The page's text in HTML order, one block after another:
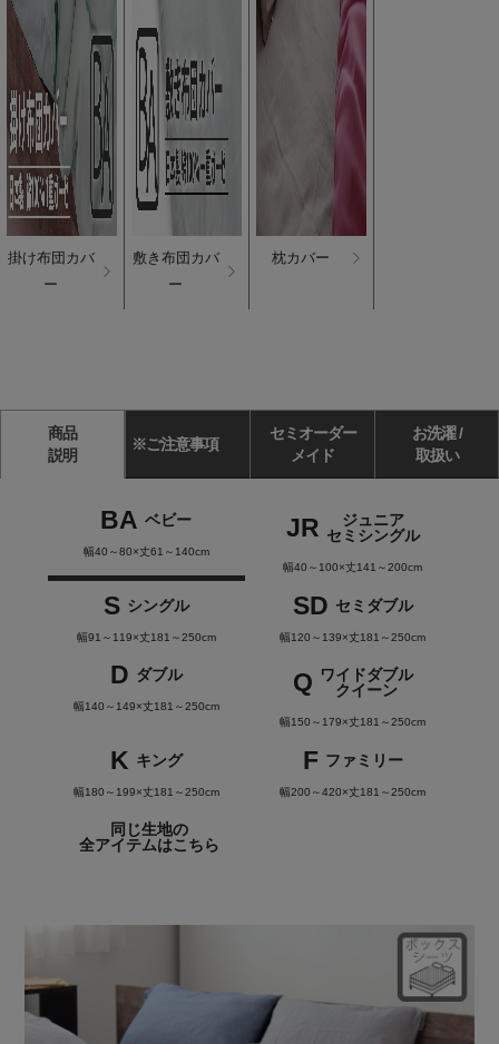
掛け布団カバ
ー
敷き布団カバ
ー
枕カバー
商品
説明
※ご注意事項
セミオーダー
メイド
お洗濯 /
取扱い
BA ベビー
幅40～80×丈61～140cm
JR
ジュニア
セミシングル
幅40～100×丈141～200cm
S シングル
幅91～119×丈181～250cm
SD セミダブル
幅120～139×丈181～250cm
D ダブル
幅140～149×丈181～250cm
Q ワイドダブル
クイーン
幅150～179×丈181～250cm
K キング
幅180～199×丈181～250cm
F ファミリー
幅200～420×丈181～250cm
同じ生地の
全アイテムはこちら